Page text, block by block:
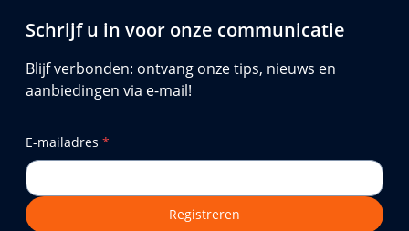
Schrijf u in voor onze communicatie
Blijf verbonden: ontvang onze tips, nieuws en
aanbiedingen via e-mail!
E-mailadres *
Registreren